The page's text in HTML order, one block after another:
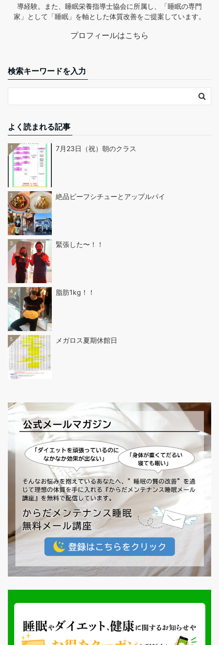
導経験。また、睡眠栄養指導士協会に所属し、「睡眠の専門
家」として「睡眠」を軸とした体質改善をご提案しています。
プロフィールはこちら
検索キーワードを入力
よく読まれる記事
1 7月23日（祝）朝のクラス
2 絶品ビーフシチューとアップルパイ
3 緊張した〜！！
4 脂肪1kg！！
5 メガロス夏期休館日